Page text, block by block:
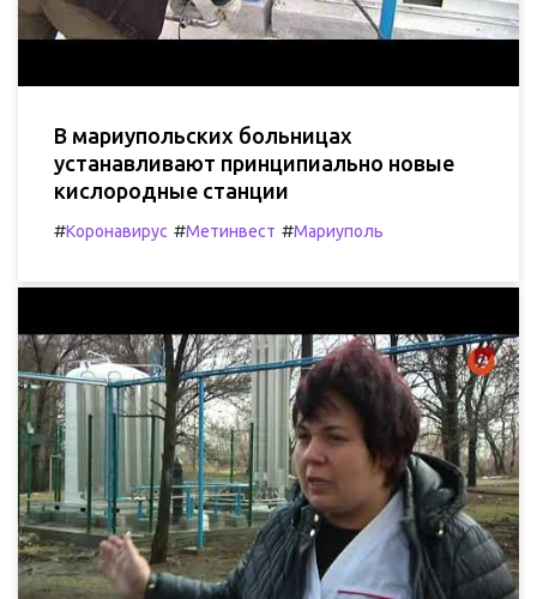
В мариупольских больницах
устанавливают принципиально новые
кислородные станции
#Коронавирус #Метинвест #Мариуполь